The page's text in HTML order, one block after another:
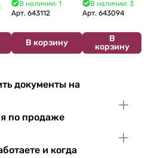
2024 750 мл
В наличии: 1
Арт. 643112
В корзину
12%
В наличии: 3
Арт.643094
В
корзину
документы на
по продаже
и когда